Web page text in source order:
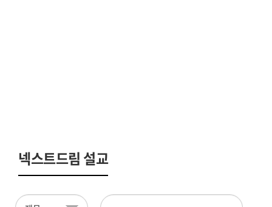
넥스트드림 설교